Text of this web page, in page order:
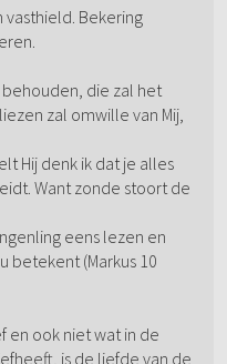
Bekering
behouden, die zal het
zal omwille van Mij,
Hij denk ik dat je alles
Want zonde stoort de
eens lezen en
betekent (Markus 10
en ook niet wat in de
is de liefde van de